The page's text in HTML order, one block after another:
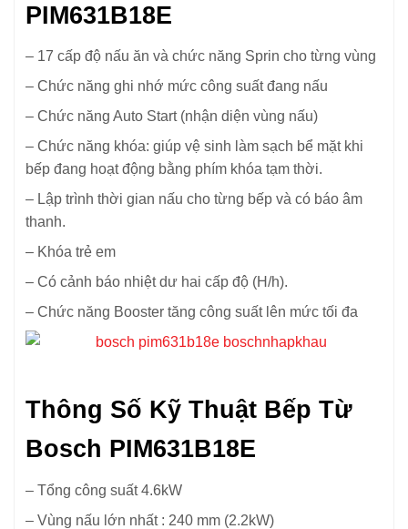
PIM631B18E
– 17 cấp độ nấu ăn và chức năng Sprin cho từng vùng
– Chức năng ghi nhớ mức công suất đang nấu
– Chức năng Auto Start (nhận diện vùng nấu)
– Chức năng khóa: giúp vệ sinh làm sạch bể mặt khi
bếp đang hoạt động bằng phím khóa tạm thời.
– Lập trình thời gian nấu cho từng bếp và có báo âm
thanh.
– Khóa trẻ em
– Có cảnh báo nhiệt dư hai cấp độ (H/h).
– Chức năng Booster tăng công suất lên mức tối đa
Thông Số Kỹ Thuật Bếp Từ
Bosch PIM631B18E
– Tổng công suất 4.6kW
– Vùng nấu lớn nhất : 240 mm (2.2kW)